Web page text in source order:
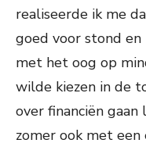
realiseerde ik me
goed voor stond
met het oog op
wilde kiezen in de
over financiën
zomer ook met